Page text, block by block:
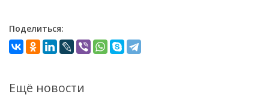
Поделиться:
Ещё новости